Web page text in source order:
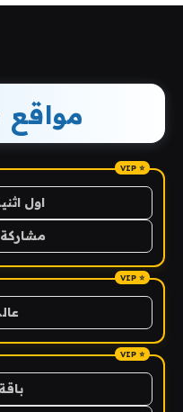
اول